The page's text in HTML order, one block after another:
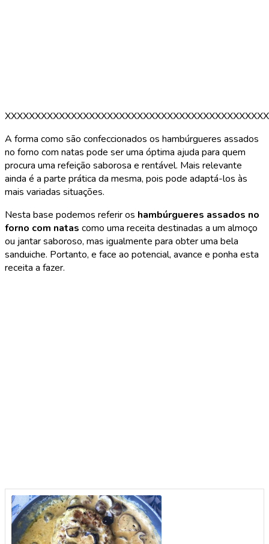
A forma como são confeccionados os hambúrgueres assados
no forno com natas pode ser uma óptima ajuda para quem
procura uma refeição saborosa e rentável. Mais relevante
ainda é a parte prática da mesma, pois pode adaptá-los às
mais variadas situações.
Nesta base podemos referir os hambúrgueres assados no
forno com natas como uma receita destinadas a um almoço
ou jantar saboroso, mas igualmente para obter uma bela
sanduiche. Portanto, e face ao potencial, avance e ponha esta
receita a fazer.